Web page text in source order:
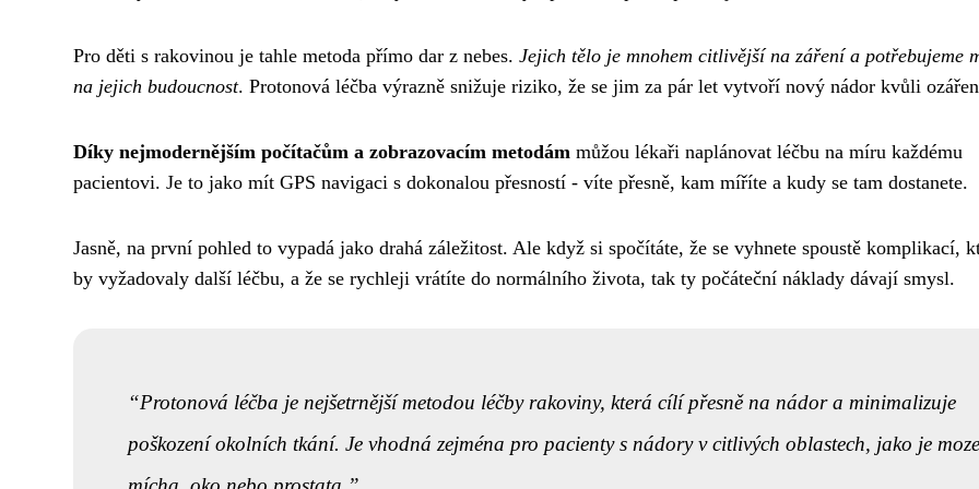
Pro děti s rakovinou je tahle metoda přímo dar z nebes. Jejich tělo je mnohem citlivější na záření a potřebujeme
na jejich budoucnost. Protonová léčba výrazně snižuje riziko, že se jim za pár let vytvoří nový nádor kvůli
Díky nejmodernějším počítačům a zobrazovacím metodám můžou lékaři naplánovat léčbu na míru každému
pacientovi. Je to jako mít GPS navigaci s dokonalou přesností - víte přesně, kam míříte a kudy se tam dostanete.
Jasně, na první pohled to vypadá jako drahá záležitost. Ale když si spočítáte, že se vyhnete spoustě komplikací,
by vyžadovaly další léčbu, a že se rychleji vrátíte do normálního života, tak ty počáteční náklady dávají smysl.
Protonová léčba je nejšetrnější metodou léčby rakoviny, která cílí přesně na nádor a minimalizuje
poškození okolních tkání. Je vhodná zejména pro pacienty s nádory v citlivých oblastech, jako je